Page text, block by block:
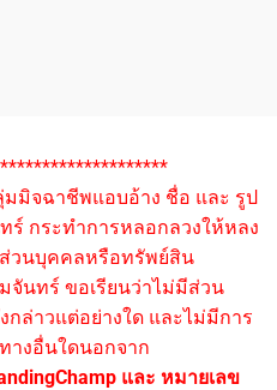
มิจฉาชีพแอบอ้าง ชื่อ และ รูป
ร์ กระทำการหลอกลวงให้หลง
วนบุคคลหรือทรัพย์สิน
จันทร์ ขอเรียนว่าไม่มีส่วน
กล่าวแต่อย่างใด และไม่มีการ
างอื่นใดนอกจาก
และ หมายเลข